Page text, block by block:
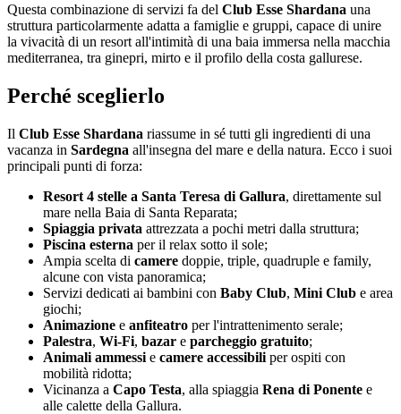
Questa combinazione di servizi fa del Club Esse Shardana una
struttura particolarmente adatta a famiglie e gruppi, capace di unire
la vivacità di un resort all'intimità di una baia immersa nella macchia
mediterranea, tra ginepri, mirto e il profilo della costa gallurese.
Perché sceglierlo
Il Club Esse Shardana riassume in sé tutti gli ingredienti di una
vacanza in Sardegna all'insegna del mare e della natura. Ecco i suoi
principali punti di forza:
Resort 4 stelle a Santa Teresa di Gallura, direttamente sul
mare nella Baia di Santa Reparata;
Spiaggia privata attrezzata a pochi metri dalla struttura;
Piscina esterna per il relax sotto il sole;
Ampia scelta di camere doppie, triple, quadruple e family,
alcune con vista panoramica;
Servizi dedicati ai bambini con Baby Club, Mini Club e area
giochi;
Animazione e anfiteatro per l'intrattenimento serale;
Palestra, Wi-Fi, bazar e parcheggio gratuito;
Animali ammessi e camere accessibili per ospiti con
mobilità ridotta;
Vicinanza a Capo Testa, alla spiaggia Rena di Ponente e
alle calette della Gallura.